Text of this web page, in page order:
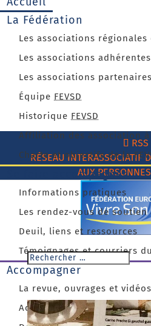
RSS
RÉSEAU INTERASSOCIATIF
AUX
La Fédération
Les associations régionales
Les associations
Les associations partenaires
Équipe FEVSD
Historique FEVSD
Affiliation des association à
Charte et objectifs de la
Se faire accompagner
Informations pratiques
Les rendez-vous de soutien
Deuil, liens et ressources
Témoignages et courriers
Accompagner
La revue, ouvrages et vidéos
Accompagner le deuil